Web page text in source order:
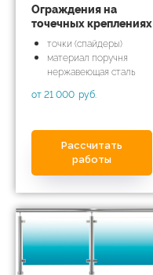
Ограждения на
точечных креплениях
точки (спайдеры)
материал поручня
нержавеющая сталь
от 21 000 руб.
Рассчитать
работы